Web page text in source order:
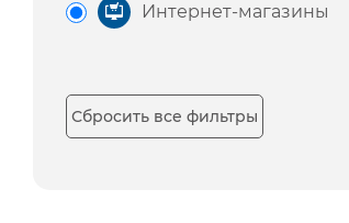
Интернет-магазины
Сбросить все фильтры